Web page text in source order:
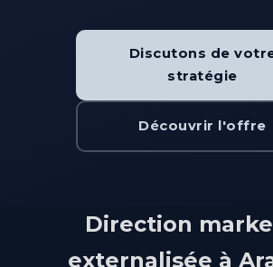
Discutons de
stratégie
Découvrir l'offre
Direction
externalisée à